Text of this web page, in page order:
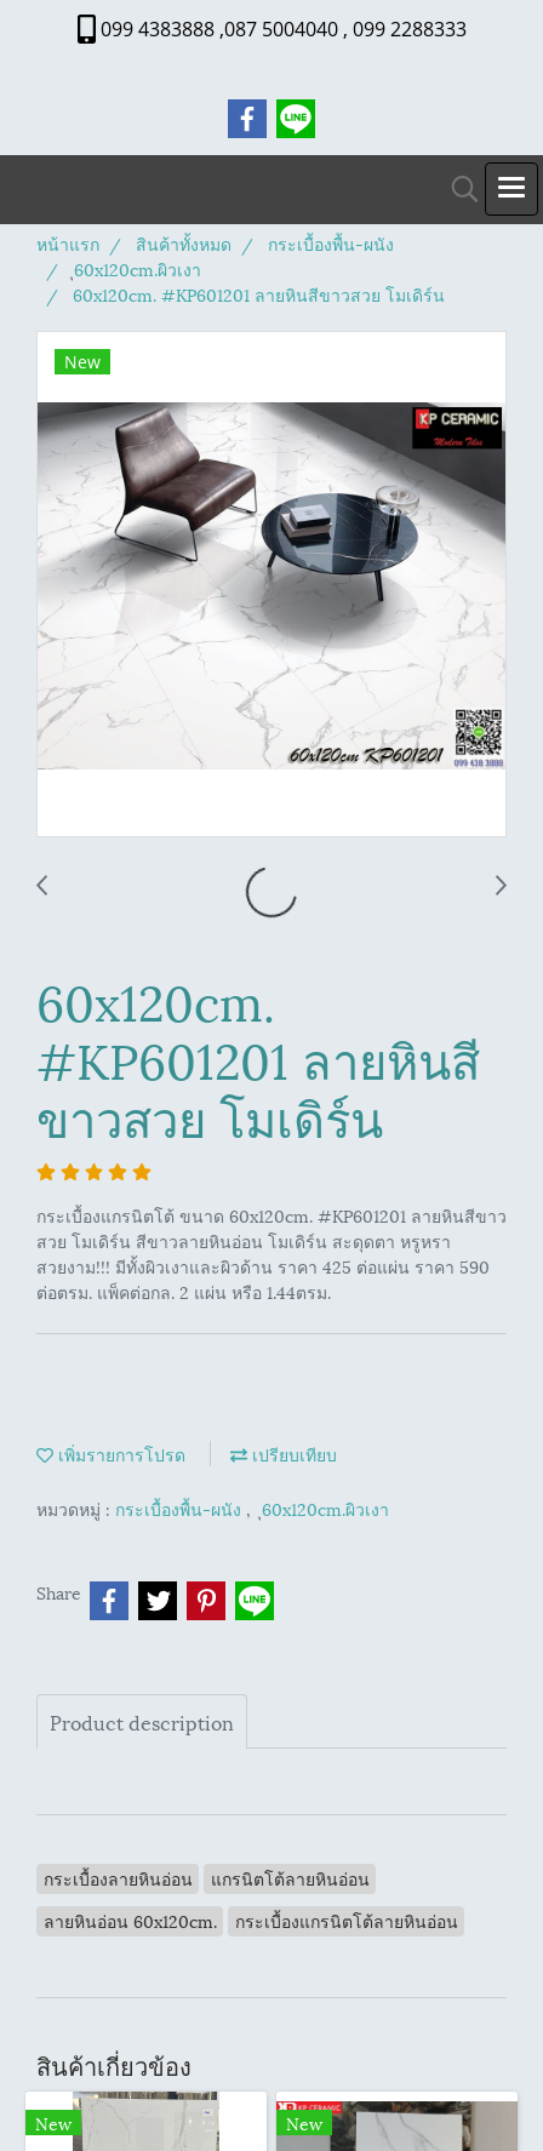
099 4383888 ,087 5004040 , 099 2288333
หน้าแรก สินค้าทั้งหมด
กระเบื้องพื้น-ผนัง
ุ60x120cm.ผิวเงา
60x120cm. #KP601201 ลายหินสีขาวสวย โมเดิร์น
New
60x120cm.
#KP601201 ลายหินสี
ขาวสวย โมเดิร์น
กระเบื้องแกรนิตโต้ ขนาด 60x120cm. #KP601201 ลายหินสีขาว
สวย โมเดิร์น สีขาวลายหินอ่อน โมเดิร์น สะดุดตา หรูหรา
สวยงาม!!! มีทั้งผิวเงาและผิวด้าน ราคา 425 ต่อแผ่น ราคา 590
ต่อตรม. แพ็คต่อกล. 2 แผ่น หรือ 1.44ตรม.
เพิ่มรายการโปรด เปรียบเทียบ
หมวดหมู่ : กระเบื้องพื้น-ผนัง , ุ60x120cm.ผิวเงา
Share
Product description
กระเบื้องลายหินอ่อน
แกรนิตโต้ลายหินอ่อน
ลายหินอ่อน 60x120cm.
กระเบื้องแกรนิตโต้ลายหินอ่อน
สินค้าเกี่ยวข้อง
New New